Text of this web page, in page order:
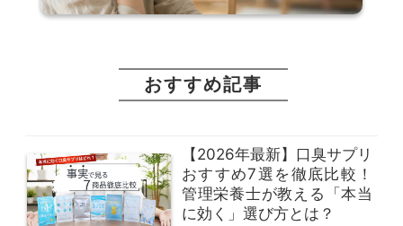
おすすめ記事
【2026年最新】口臭サプリ
おすすめ7選を徹底比較！
管理栄養士が教える「本当
に効く」選び方とは？